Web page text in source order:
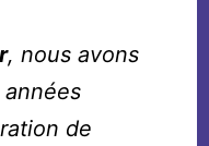
, nous avons
de